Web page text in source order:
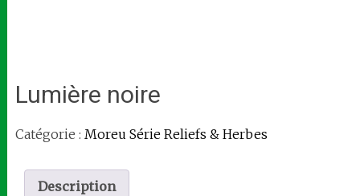
Lumière noire
Catégorie : Moreu Série Reliefs & Herbes
Description